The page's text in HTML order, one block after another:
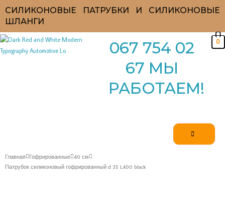
СИЛИКОНОВЫЕ ПАТРУБКИ И СИЛИКОНОВЫЕ
ШЛАНГИ
067 754 02
67 МЫ
РАБОТАЕМ!
0
Главная Гофрированные 40 см
Патрубок силиконовый гофрированный d 35 L400 black